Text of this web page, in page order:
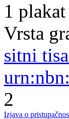
1
Vrsta
sitni
2
Izjava o